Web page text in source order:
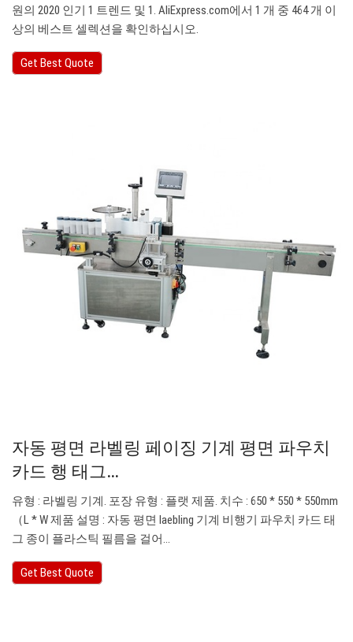
원의 2020 인기 1 트렌드 및 1. AliExpress.com에서 1 개 중 464 개 이
상의 베스트 셀렉션을 확인하십시오.
Get Best Quote
자동 평면 라벨링 페이징 기계 평면 파우치
카드 행 태그…
유형 : 라벨링 기계. 포장 유형 : 플랫 제품. 치수 : 650 * 550 * 550mm
（L * W 제품 설명 : 자동 평면 laebling 기계 비행기 파우치 카드 태
그 종이 플라스틱 필름을 걸어…
Get Best Quote